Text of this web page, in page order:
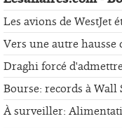
Les avions de WestJet
Vers une autre hausse
Draghi forcé
Bourse: records à Wall
À surveiller: